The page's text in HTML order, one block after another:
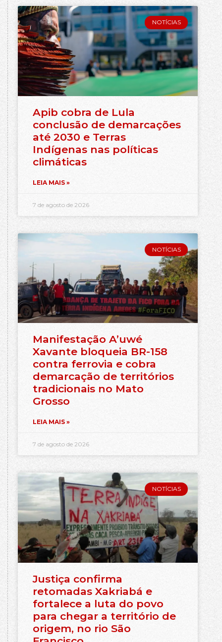
NOTÍCIAS
Apib cobra de Lula
conclusão de demarcações
até 2030 e Terras
Indígenas nas políticas
climáticas
LEIA MAIS »
7 de agosto de 2026
NOTÍCIAS
Manifestação A’uwé
Xavante bloqueia BR-158
contra ferrovia e cobra
demarcação de territórios
tradicionais no Mato
Grosso
LEIA MAIS »
7 de agosto de 2026
NOTÍCIAS
Justiça confirma
retomadas Xakriabá e
fortalece a luta do povo
para chegar a território de
origem, no rio São